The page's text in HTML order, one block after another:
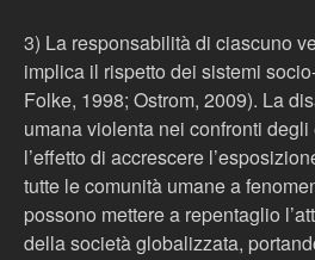
3) La responsabilità di ciascuno
implica il rispetto dei sistemi
Folke, 1998; Ostrom, 2009). La
umana violenta nei confronti
l’effetto di accrescere
tutte le comunità umane a
possono mettere a repentaglio
della società globalizzata,